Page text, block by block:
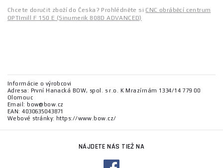
Chcete doručit zboží do Česka? Prohlédněte si CNC obráběcí centrum
OPTImill F 150 E (Sinumerik 808D ADVANCED)
Informácie o výrobcovi
Adresa: První Hanacká BOW, spol. s r.o. K Mrazírnám 1334/14 779 00
Olomouc
Email: bow@bow.cz
EAN: 4030635043871
Webové stránky: https://www.bow.cz/
NÁJDETE NÁS TIEŽ NA